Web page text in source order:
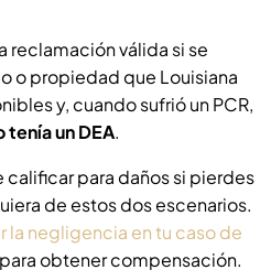
reclamación válida si se
o propiedad que Louisiana
y, cuando sufrió un PCR,
un DEA.
para daños si pierdes
de estos dos escenarios.
la negligencia en tu caso de
para obtener compensación.